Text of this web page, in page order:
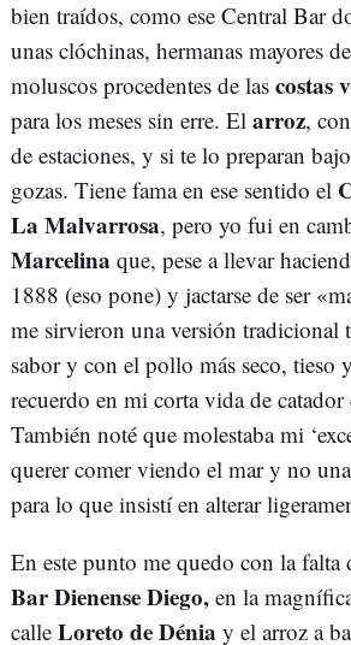
bien traídos, como ese Central Bar
unas clóchinas, hermanas mayores
moluscos procedentes de las costas
para los meses sin erre. El arroz,
de estaciones, y si te lo preparan
gozas. Tiene fama en ese sentido el
La Malvarrosa, pero yo fui en
Marcelina que, pese a llevar
1888 (eso pone) y jactarse de ser
me sirvieron una versión tradicional
sabor y con el pollo más seco, tieso
recuerdo en mi corta vida de catador
También noté que molestaba mi
querer comer viendo el mar y no
para lo que insistí en alterar
En este punto me quedo con la falta
Bar Dienense Diego, en la
calle Loreto de Dénia y el arroz a